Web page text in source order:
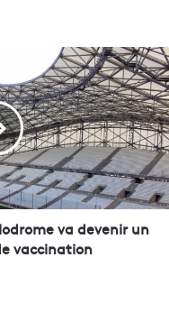
va devenir un
vaccination